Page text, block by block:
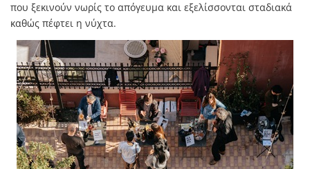
που ξεκινούν νωρίς το απόγευμα και εξελίσσονται σταδιακά
καθώς πέφτει η νύχτα.